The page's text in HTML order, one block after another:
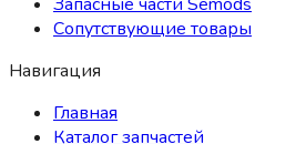
Сопутствующие товары
Навигация
Главная
Каталог запчастей